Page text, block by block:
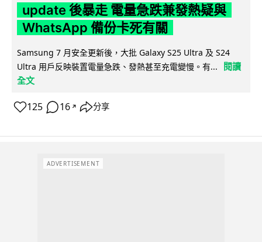
update 後暴走 電量急跌兼發熱疑與
WhatsApp 備份卡死有關
Samsung 7 月安全更新後，大批 Galaxy S25 Ultra 及 S24
Ultra 用戶反映裝置電量急跌、發熱甚至充電變慢。有...
閱讀
全文
125 16 ↗ 分享
ADVERTISEMENT